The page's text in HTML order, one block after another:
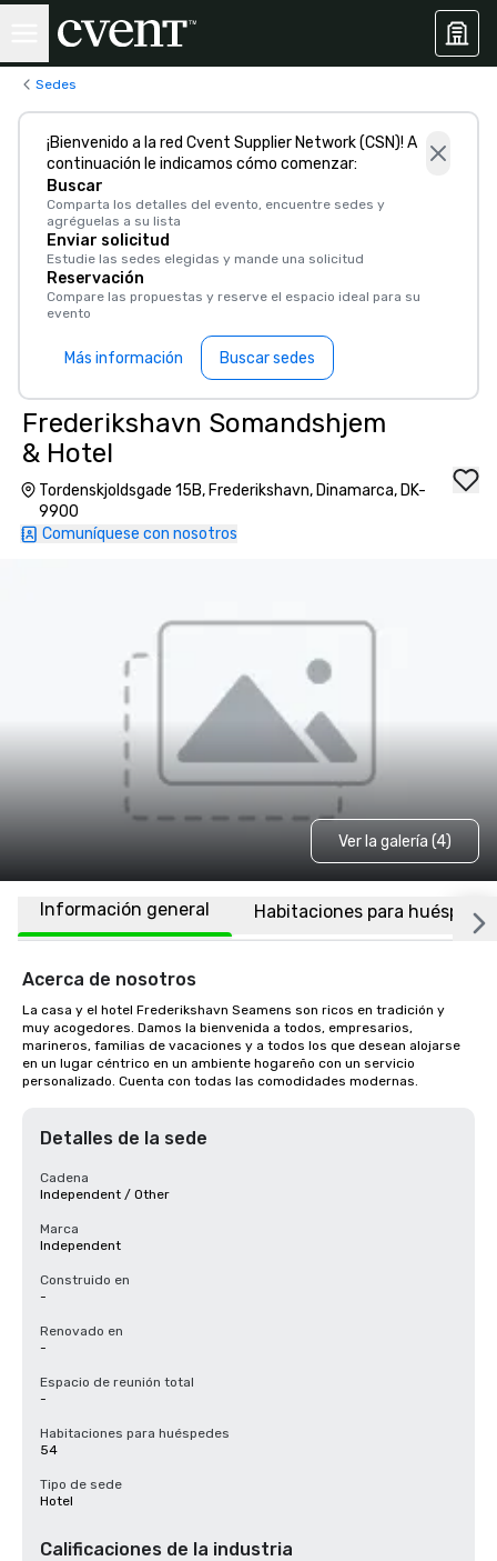
Sedes
¡Bienvenido a la red Cvent Supplier Network (CSN)! A
continuación le indicamos cómo comenzar:
Buscar
Comparta los detalles del evento, encuentre sedes y
agréguelas a su lista
Enviar solicitud
Estudie las sedes elegidas y mande una solicitud
Reservación
Compare las propuestas y reserve el espacio ideal para su
evento
Más información Buscar sedes
Frederikshavn Somandshjem
& Hotel
Tordenskjoldsgade 15B, Frederikshavn, Dinamarca, DK-
9900
Comuníquese con nosotros
Ver la galería (4)
Información general Habitaciones para
Acerca de nosotros
La casa y el hotel Frederikshavn Seamens son ricos en tradición y
muy acogedores. Damos la bienvenida a todos, empresarios,
marineros, familias de vacaciones y a todos los que desean alojarse
en un lugar céntrico en un ambiente hogareño con un servicio
personalizado. Cuenta con todas las comodidades modernas.
Detalles de la sede
Cadena
Independent / Other
Marca
Independent
Construido en
-
Renovado en
-
Espacio de reunión total
-
Habitaciones para huéspedes
54
Tipo de sede
Hotel
Calificaciones de la industria